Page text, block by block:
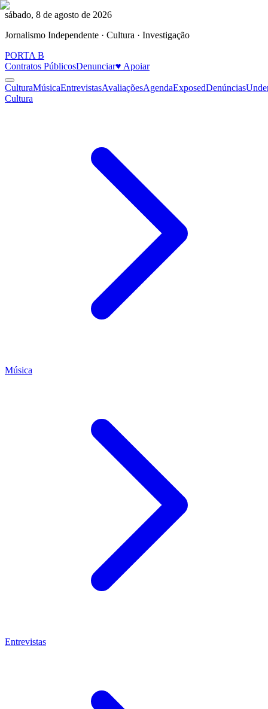
sábado, 8 de agosto de 2026
Jornalismo Independente · Cultura · Investigação
PORTA B
Contratos PúblicosDenunciar♥ Apoiar
CulturaMúsicaEntrevistasAvaliaçõesAgendaExposedDenúncias
Cultura
Música
Entrevistas